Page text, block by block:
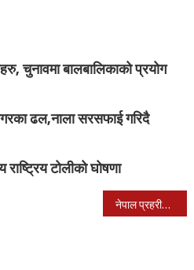
चुनावमा बालबालिकाको प्रयोग
ढल,नाला सरसफाई गरिदै
टोलीको घोषणा
नेपाल प्रहरीको महानिरीक्षकमा शैलेश थापा नियुक्त